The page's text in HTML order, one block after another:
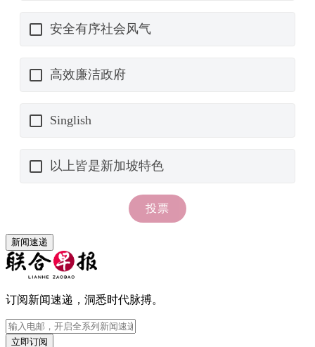
新闻速递
订阅新闻速递，洞悉时代脉搏。
立即订阅